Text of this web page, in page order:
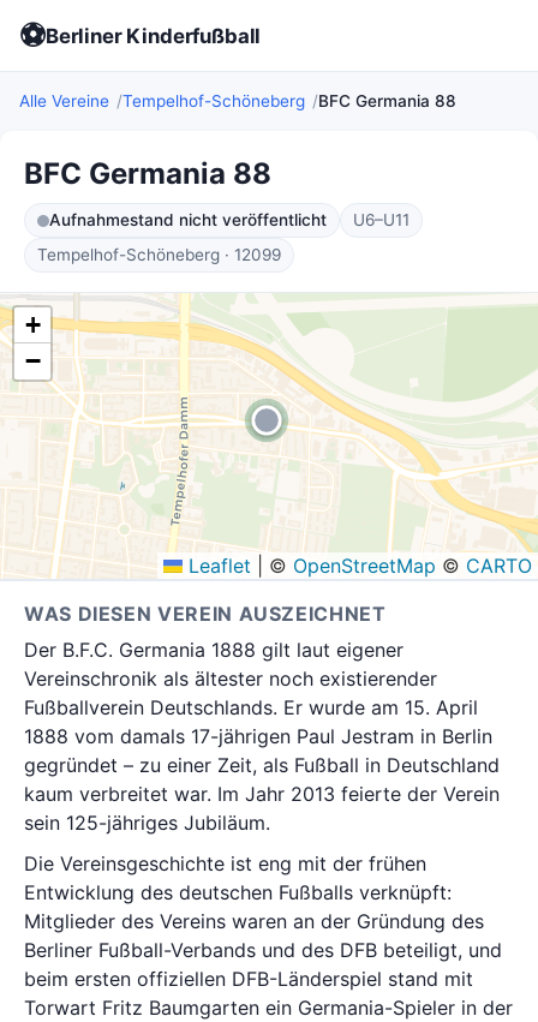
⚽Berliner Kinderfußball
Alle Vereine Tempelhof-Schöneberg BFC Germania 88
BFC Germania 88
Aufnahmestand nicht veröffentlicht
U6–U11
Tempelhof-Schöneberg · 12099
+
−
Leaflet © OpenStreetMap © CARTO
WAS DIESEN VEREIN AUSZEICHNET
Der B.F.C. Germania 1888 gilt laut eigener
Vereinschronik als ältester noch existierender
Fußballverein Deutschlands. Er wurde am 15. April
1888 vom damals 17-jährigen Paul Jestram in Berlin
gegründet – zu einer Zeit, als Fußball in Deutschland
kaum verbreitet war. Im Jahr 2013 feierte der Verein
sein 125-jähriges Jubiläum.
Die Vereinsgeschichte ist eng mit der frühen
Entwicklung des deutschen Fußballs verknüpft:
Mitglieder des Vereins waren an der Gründung des
Berliner Fußball-Verbands und des DFB beteiligt, und
beim ersten offiziellen DFB-Länderspiel stand mit
Torwart Fritz Baumgarten ein Germania-Spieler in der